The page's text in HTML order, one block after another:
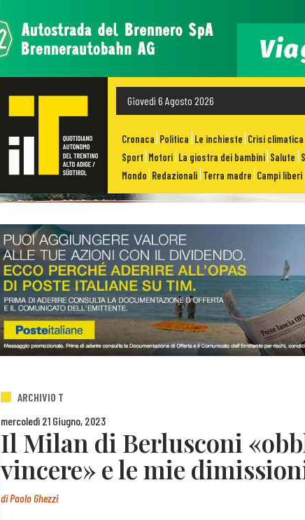
Giovedì 6 Agosto 2026
Cronaca Politica Le inchieste Crisi climatica
Sport Motori La giostra dei bambini Salute
Mondo Redazionali Terra madre Campi liberi
ARCHIVIO T
mercoledì 21 Giugno, 2023
Il Milan di Berlusconi
vincere» e le mie
diPaolo Ghezzi